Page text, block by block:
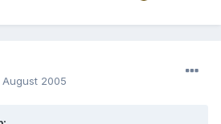
August 2005